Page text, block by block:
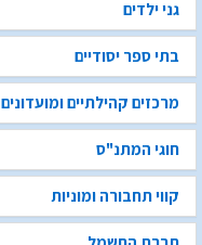
גני ילדים
בתי ספר יסודיים
מרכזים קהילתיים ומועדונים
חוגי המתנ"ס
קווי תחבורה ומוניות